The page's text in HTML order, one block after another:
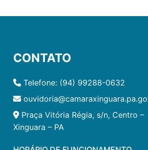
CONTATO
Telefone: (94) 99288-0632
Praça Vitória Régia, s/n, Centro –
Xinguara – PA